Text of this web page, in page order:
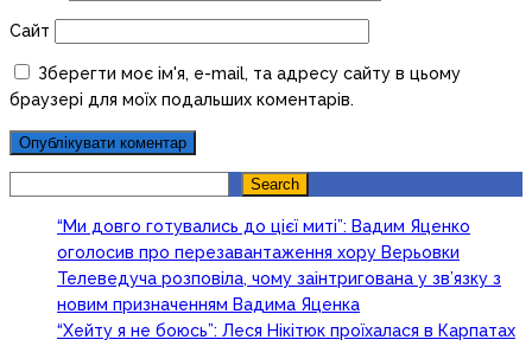
Сайт
Зберегти моє ім'я, e-mail, та адресу сайту в цьому
браузері для моїх подальших коментарів.
Search
“Ми довго готувались до цієї миті”: Вадим Яценко
оголосив про перезавантаження хору Верьовки
Телеведуча розповіла, чому заінтригована у зв’язку з
новим призначенням Вадима Яценка
“Хейту я не боюсь”: Леся Нікітюк проїхалася в Карпатах